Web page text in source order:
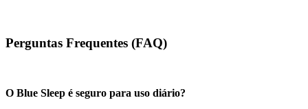
Perguntas Frequentes (FAQ)
O Blue Sleep é seguro para uso diário?